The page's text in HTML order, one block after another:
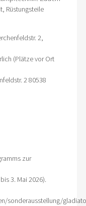
Rüstungsteile
2,
(Plätze vor Ort
2 80538
zur
3. Mai 2026).
sonderausstellung/